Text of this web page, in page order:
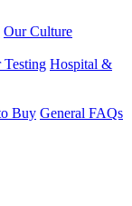
Our Culture
Testing Hospital &
Buy General FAQs